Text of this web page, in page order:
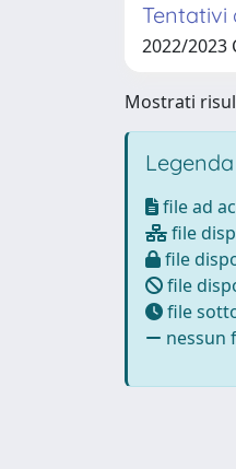
Tentativi
2022/2023
Mostrati
file ad
file
file
file
file
nessun